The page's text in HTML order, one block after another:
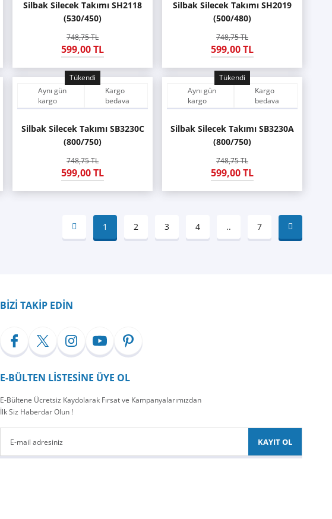
Silbak Silecek Takımı SH2118
(530/450)
748,75 TL
599,00 TL
Silbak Silecek Takımı SH2019
(500/480)
748,75 TL
599,00 TL
Tükendi
Aynı gün
kargo
Kargo
bedava
Silbak Silecek Takımı SB3230C
(800/750)
748,75 TL
599,00 TL
Tükendi
Aynı gün
kargo
Kargo
bedava
Silbak Silecek Takımı SB3230A
(800/750)
748,75 TL
599,00 TL
1 2 3 4 .. 7
BİZİ TAKİP EDİN
E-BÜLTEN LİSTESİNE ÜYE OL
E-Bültene Ücretsiz Kaydolarak Fırsat ve Kampanyalarımızdan
İlk Siz Haberdar Olun !
KAYIT OL